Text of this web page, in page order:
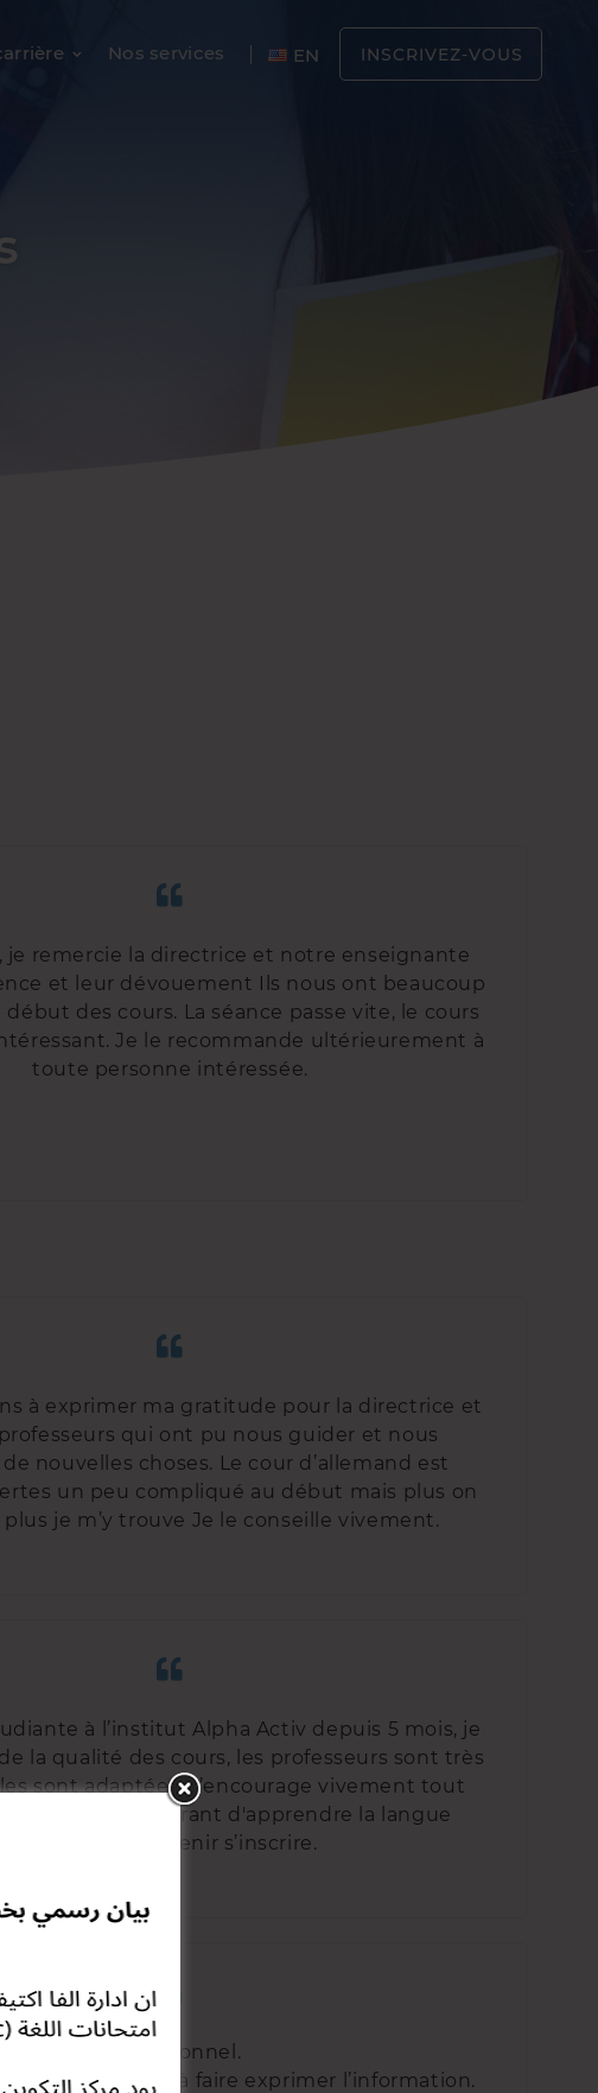
Nos services EN INSCRIVEZ-VOUS
je remercie la directrice et notre enseignante
et leur dévouement Ils nous ont beaucoup
des cours. La séance passe vite, le cours
Je le recommande ultérieurement à
toute personne intéressée.
à exprimer ma gratitude pour la directrice et
qui ont pu nous guider et nous
nouvelles choses. Le cour d’allemand est
un peu compliqué au début mais plus on
je m’y trouve Je le conseille vivement.
à l’institut Alpha Activ depuis 5 mois, je
la qualité des cours, les professeurs sont très
sont adaptées. J’encourage vivement tout
et désirant d'apprendre la langue
allemande de venir s’inscrire.
Professionnel.
pédagogique à faire exprimer l’information.